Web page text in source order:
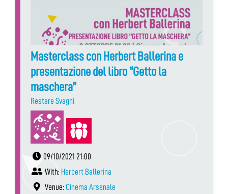
Masterclass con Herbert Ballerina e
presentazione del libro “Getto la
maschera”
Restare Svaghi
09/10/2021 21:00
With: Herbert Ballerina
Venue: Cinema Arsenale